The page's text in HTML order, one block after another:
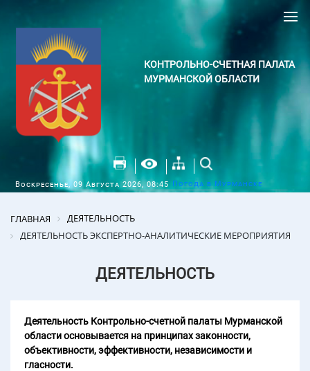
КОНТРОЛЬНО-СЧЕТНАЯ ПАЛАТА
МУРМАНСКОЙ ОБЛАСТИ
Воскресенье, 09 Августа 2026, 08:45 Погода в Мурманске
ГЛАВНАЯ
ДЕЯТЕЛЬНОСТЬ
ДЕЯТЕЛЬНОСТЬ ЭКСПЕРТНО-АНАЛИТИЧЕСКИЕ МЕРОПРИЯТИЯ
ДЕЯТЕЛЬНОСТЬ
Деятельность Контрольно-счетной палаты Мурманской
области основывается на принципах законности,
объективности, эффективности, независимости и
гласности.